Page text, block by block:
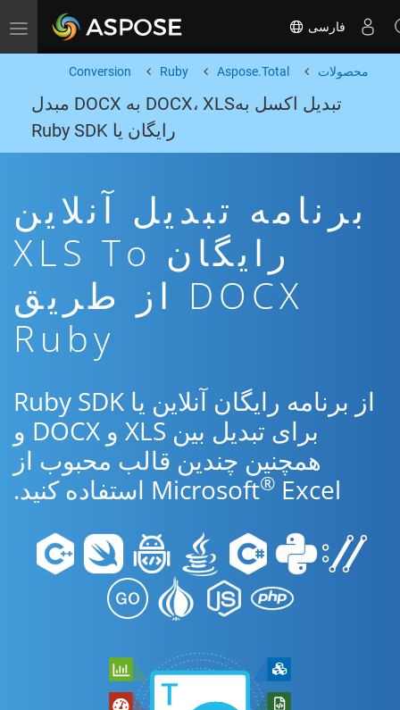
Toggle navigation فارسی
محصولات Aspose.Total
Ruby
Conversion
تبدیل اکسل بهDOCX، XLS به DOCX مبدل
رایگان یا Ruby SDK
برنامه تبدیل آنلاین
رایگان XLS To
DOCX از طریق
Ruby
از برنامه رایگان آنلاین یا Ruby SDK
برای تبدیل بین XLS و DOCX و
همچنین چندین قالب محبوب از
Microsoft® Excel استفاده کنید.